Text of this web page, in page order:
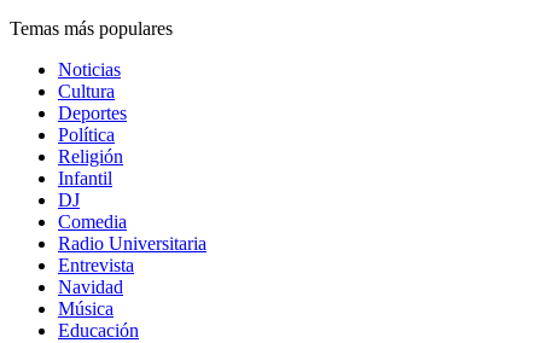
Temas más populares
Noticias
Cultura
Deportes
Política
Religión
Infantil
DJ
Comedia
Radio Universitaria
Entrevista
Navidad
Música
Educación